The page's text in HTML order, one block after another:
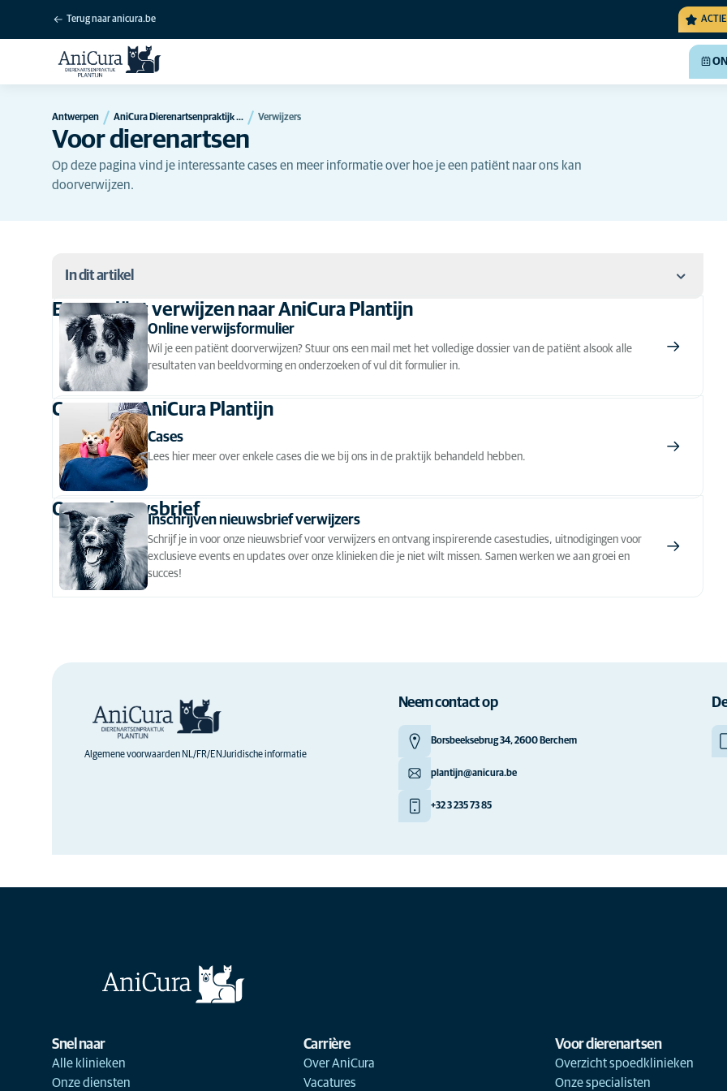
Terug naar anicura.be
Antwerpen AniCura Dierenartsenpraktijk Plantijn te Berchem Verwijzers
Voor dierenartsen
Op deze pagina vind je interessante cases en meer informatie over hoe je een patiënt naar ons kan
doorverwijzen.
In dit artikel
Een patiënt verwijzen naar AniCura Plantijn
Cases van AniCura Plantijn
Onze nieuwsbrief
Een patiënt verwijzen naar AniCura Plantijn
Online verwijsformulier
Wil je een patiënt doorverwijzen? Stuur ons een mail met het volledige dossier van de patiënt alsook alle
resultaten van beeldvorming en onderzoeken of vul dit formulier in.
Cases van AniCura Plantijn
Cases
Lees hier meer over enkele cases die we bij ons in de praktijk behandeld hebben.
Onze nieuwsbrief
Inschrijven nieuwsbrief verwijzers
Schrijf je in voor onze nieuwsbrief voor verwijzers en ontvang inspirerende casestudies, uitnodigingen voor
exclusieve events en updates over onze klinieken die je niet wilt missen. Samen werken we aan groei en
succes!
Algemene voorwaarden NL/FR/ENJuridische informatie
Neem contact op
Borsbeeksebrug 34, 2600 Berchem
plantijn@anicura.be
+32 3 235 73 85
Snel naar
Alle klinieken
Onze diensten
Carrière
Over AniCura
Vacatures
Voor dierenartsen
Overzicht spoedklinieken
Onze specialisten